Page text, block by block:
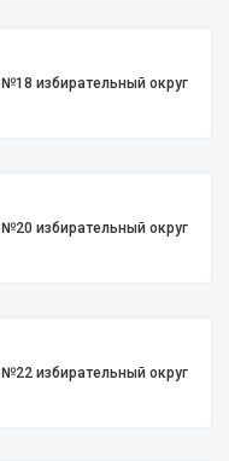
№18 избирательный округ
№20 избирательный округ
№22 избирательный округ